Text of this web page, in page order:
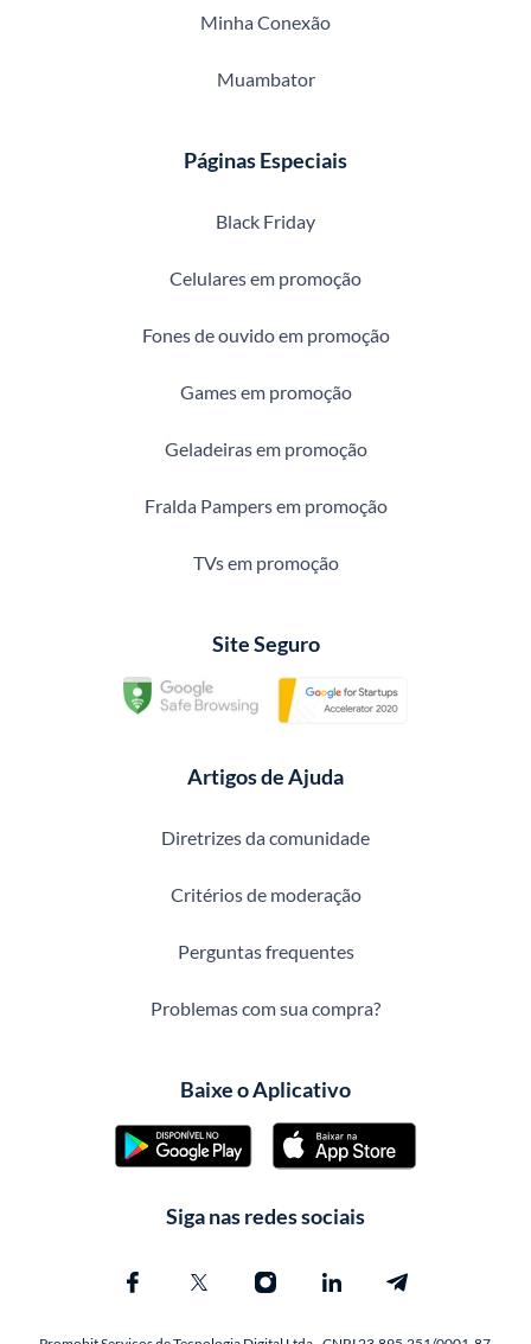
Minha Conexão
Muambator
Páginas Especiais
Black Friday
Celulares em promoção
Fones de ouvido em promoção
Games em promoção
Geladeiras em promoção
Fralda Pampers em promoção
TVs em promoção
Site Seguro
Artigos de Ajuda
Diretrizes da comunidade
Critérios de moderação
Perguntas frequentes
Problemas com sua compra?
Baixe o Aplicativo
Siga nas redes sociais